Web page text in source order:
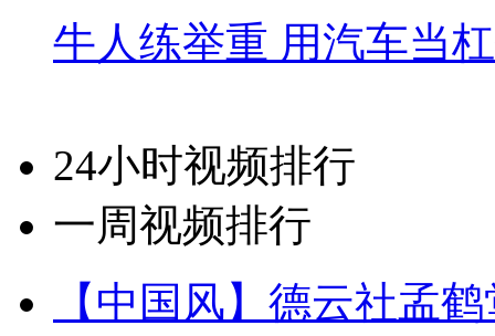
牛人练举重 用汽车当
24小时视频排行
一周视频排行
【中国风】德云社孟